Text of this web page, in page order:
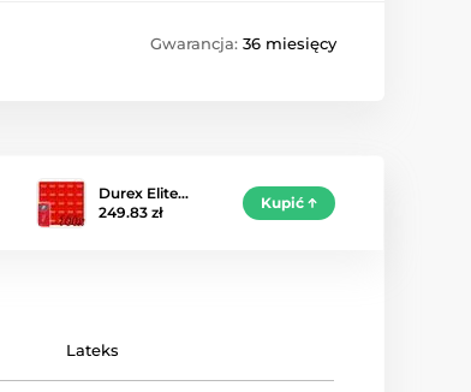
Gwarancja: 36 miesięcy
Durex Elite…
249.83 zł
Kupić
Lateks